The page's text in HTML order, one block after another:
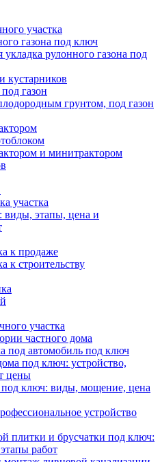
участка
газона под ключ
рулонного газона под
кустарников
газон
грунтом, под газон
и минитрактором
участка
виды, этапы, цена и
к продаже
к строительству
участка
частного дома
под автомобиль под ключ
под ключ: устройство,
цены
ключ: виды, мощение, цена
устройство
плитки и брусчатки под ключ:
работ